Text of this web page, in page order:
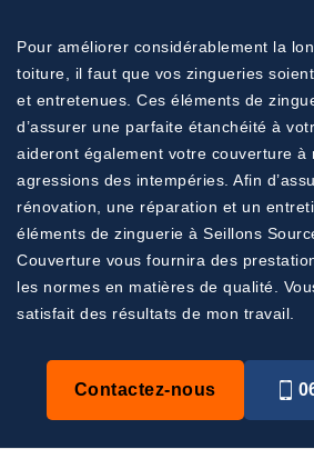
Pour améliorer considérablement la
toiture, il faut que vos zingueries
et entretenues. Ces éléments de
d’assurer une parfaite étanchéité à
aideront également votre couverture à
agressions des intempéries. Afin
rénovation, une réparation et un
éléments de zinguerie à Seillons
Couverture vous fournira des
les normes en matières de qualité.
satisfait des résultats de mon travail.
Contactez-nous